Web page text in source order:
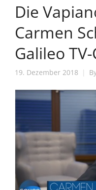
Die
Carmen
Galileo
19. Dezember 2018